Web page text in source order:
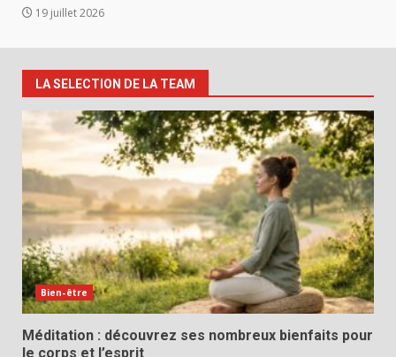
19 juillet 2026
LA SELECTION DE LA TEAM
Bien-être
Méditation : découvrez ses nombreux bienfaits pour
le corps et l’esprit